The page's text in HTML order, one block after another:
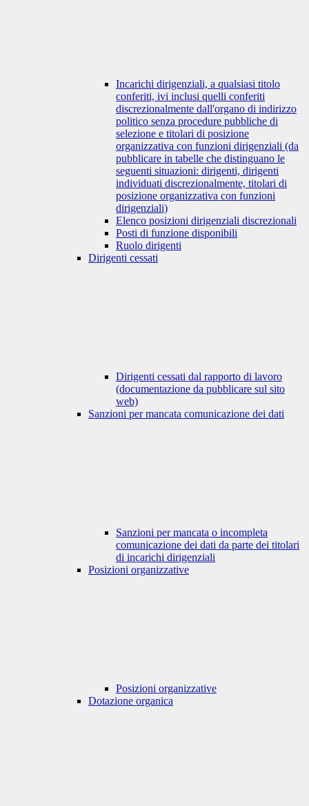
Incarichi dirigenziali, a qualsiasi titolo
conferiti, ivi inclusi quelli conferiti
discrezionalmente dall'organo di indirizzo
politico senza procedure pubbliche di
selezione e titolari di posizione
organizzativa con funzioni dirigenziali (da
pubblicare in tabelle che distinguano le
seguenti situazioni: dirigenti, dirigenti
individuati discrezionalmente, titolari di
posizione organizzativa con funzioni
dirigenziali)
Elenco posizioni dirigenziali discrezionali
Posti di funzione disponibili
Ruolo dirigenti
Dirigenti cessati
Dirigenti cessati dal rapporto di lavoro
(documentazione da pubblicare sul sito
web)
Sanzioni per mancata comunicazione dei dati
Sanzioni per mancata o incompleta
comunicazione dei dati da parte dei titolari
di incarichi dirigenziali
Posizioni organizzative
Posizioni organizzative
Dotazione organica